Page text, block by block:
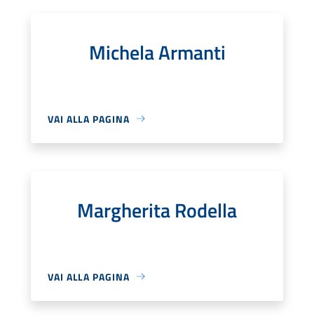
Michela Armanti
VAI ALLA PAGINA
Margherita Rodella
VAI ALLA PAGINA